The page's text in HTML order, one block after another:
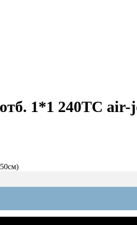
1*1 240ТС